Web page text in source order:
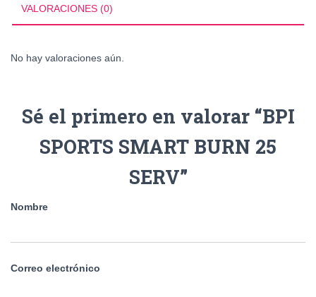
VALORACIONES (0)
No hay valoraciones aún.
Sé el primero en valorar “BPI
SPORTS SMART BURN 25
SERV”
Nombre
Correo electrónico